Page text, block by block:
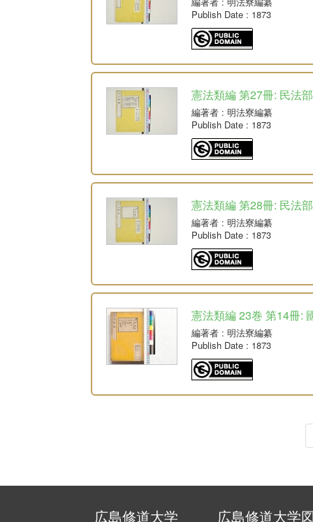
Publish Date : 1873
憲法類編 第27冊: 民法
編著者 : 明法寮編纂
Publish Date : 1873
憲法類編 第28冊: 民法
編著者 : 明法寮編纂
Publish Date : 1873
憲法類編 23巻 第14冊:
編著者 : 明法寮編纂
Publish Date : 1873
広島修道大学 広島修道大学